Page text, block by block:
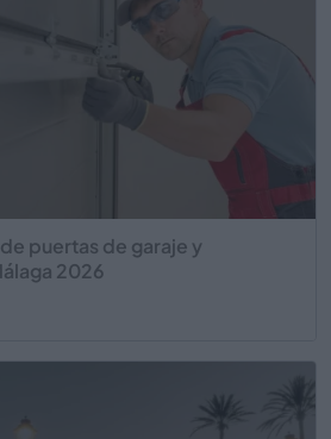
puertas de garaje y
2026